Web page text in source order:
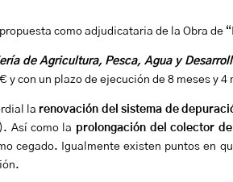
como adjudicataria de la Obra de
de Agricultura, Pesca, Agua y
y con un plazo de ejecución de 8 meses y 4
la renovación del sistema de
Así como la prolongación del colector
cegado. Igualmente existen puntos en